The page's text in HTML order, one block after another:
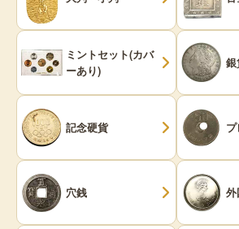
ミントセット(カバ
ーあり)
銀
記念硬貨
穴銭